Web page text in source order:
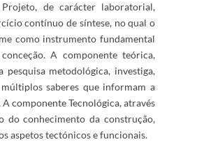
de carácter laboratorial,
contínuo de síntese, no qual o
como instrumento fundamental
A​ componente teórica,
pesquisa metodológica, in​vesti​ga,
saberes que informam a
componente Tecnológica, através
do conhecimento da construção,
aspetos tectónicos e funcionais.